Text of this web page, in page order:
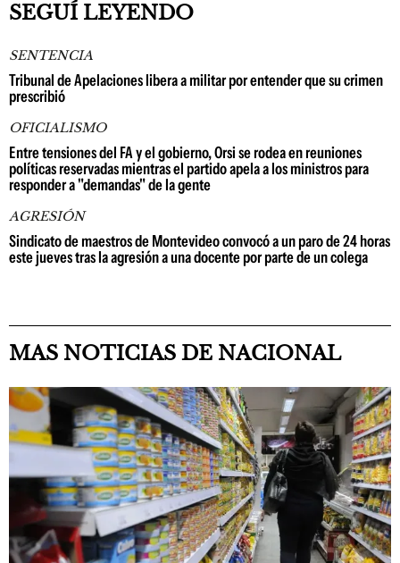
SEGUÍ LEYENDO
SENTENCIA
Tribunal de Apelaciones libera a militar por entender que su crimen
prescribió
OFICIALISMO
Entre tensiones del FA y el gobierno, Orsi se rodea en reuniones
políticas reservadas mientras el partido apela a los ministros para
responder a "demandas" de la gente
AGRESIÓN
Sindicato de maestros de Montevideo convocó a un paro de 24 horas
este jueves tras la agresión a una docente por parte de un colega
MAS NOTICIAS DE NACIONAL